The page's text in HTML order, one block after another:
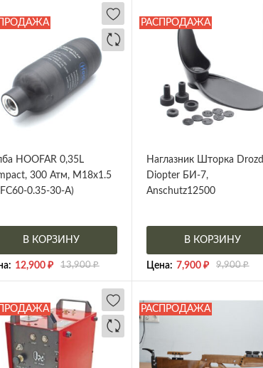
HOOFAR 0,35L
300 Атм, M18x1.5
0.35-30-A)
В КОРЗИНУ
12,900₽ 13,900₽
РАСПРОДАЖА
Наглазник Шторка Drozd
Diopter БИ-7,
Anschutz12500
В КОРЗИНУ
Цена: 7,900₽ 9,900₽
РАСПРОДАЖА